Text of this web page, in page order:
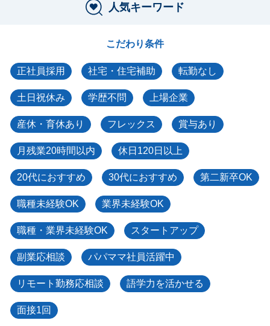
人気キーワード
こだわり条件
正社員採用 社宅・住宅補助 転勤なし
土日祝休み 学歴不問 上場企業
産休・育休あり フレックス 賞与あり
月残業20時間以内 休日120日以上
20代におすすめ 30代におすすめ 第二新卒OK
職種未経験OK 業界未経験OK
職種・業界未経験OK スタートアップ
副業応相談 パパママ社員活躍中
リモート勤務応相談 語学力を活かせる
面接1回